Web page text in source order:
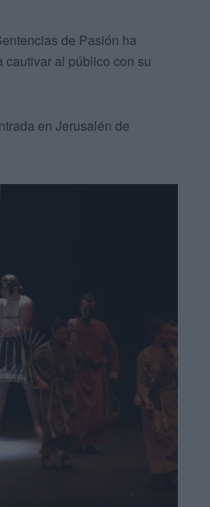
de Pasión ha
cautivar al público con su
en Jerusalén de